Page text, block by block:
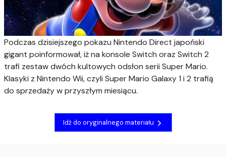
Podczas dzisiejszego pokazu Nintendo Direct japoński
gigant poinformował, iż na konsole Switch oraz Switch 2
trafi zestaw dwóch kultowych odsłon serii Super Mario.
Klasyki z Nintendo Wii, czyli Super Mario Galaxy 1 i 2 trafią
do sprzedaży w przyszłym miesiącu.
Idź do oryginalnego materiału